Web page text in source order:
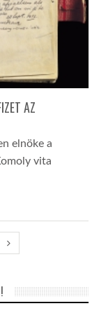
AZ
elnöke a
vita